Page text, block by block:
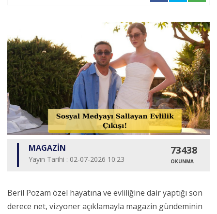
MAGAZİN
Yayın Tarihi : 02-07-2026 10:23
73438
OKUNMA
Beril Pozam özel hayatına ve evliliğine dair yaptığı son
derece net, vizyoner açıklamayla magazin gündeminin